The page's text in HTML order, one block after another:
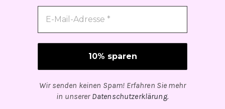
Wir senden keinen Spam! Erfahren Sie mehr
in unserer Datenschutzerklärung.